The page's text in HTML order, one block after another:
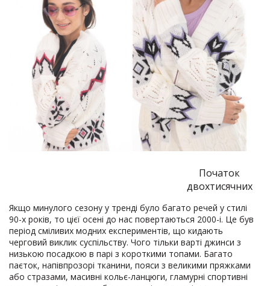
Початок
двохтисячних
Якщо минулого сезону у тренді було багато речей у стилі
90-х років, то цієї осені до нас повертаються 2000-і. Це був
період сміливих модних експериментів, що кидають
черговий виклик суспільству. Чого тільки варті джинси з
низькою посадкою в парі з короткими топами. Багато
паєток, напівпрозорі тканини, пояси з великими пряжками
або стразами, масивні кольє-ланцюги, гламурні спортивні